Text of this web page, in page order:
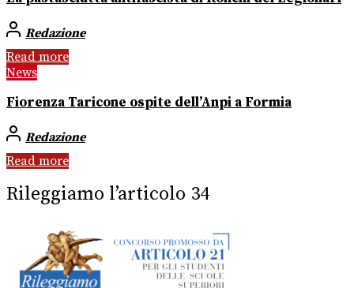
Redazione
Read more
News
Fiorenza Taricone ospite dell’Anpi a Formia
Redazione
Read more
Rileggiamo l’articolo 34